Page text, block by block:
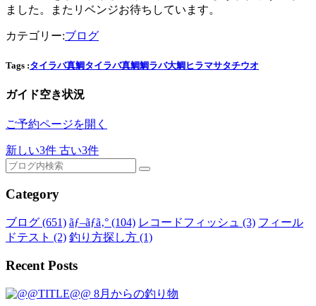
ました。またリベンジお待ちしています。
カテゴリー:ブログ
Tags :タイラバ真鯛タイラバ真鯛鯛ラバ大鯛 ヒラマサタチウオ
ガイド空き状況
ご予約ページを開く
新しい3件 古い3件
Category
ブログ (651) ãƒ–ãƒ­ã‚° (104) レコードフィッシュ (3) フィール
ドテスト (2) 釣り方探し方 (1)
Recent Posts
8月からの釣り物